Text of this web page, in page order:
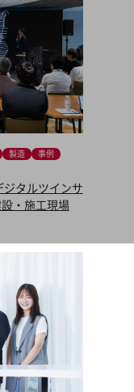
製造
事例
ジタルツインサ
・施工現場